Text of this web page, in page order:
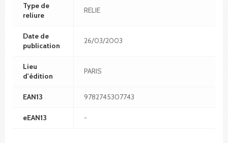
Type de
reliure
RELIE
Date de
publication
26/03/2003
Lieu
d'édition
PARIS
EAN13 9782745307743
eEAN13 -